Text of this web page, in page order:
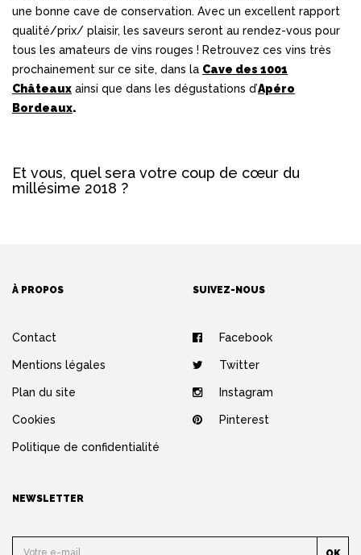
une bonne cave de conservation. Avec un excellent rapport
qualité/prix/ plaisir, les saveurs seront au rendez-vous pour
tous les amateurs de vins rouges ! Retrouvez ces vins très
prochainement sur ce site, dans la Cave des 1001
Châteaux ainsi que dans les dégustations d’Apéro
Bordeaux.
Et vous, quel sera votre coup de cœur du
millésime 2018 ?
À PROPOS
Contact
Mentions légales
Plan du site
Cookies
Politique de confidentialité
SUIVEZ-NOUS
Facebook
Twitter
Instagram
Pinterest
NEWSLETTER